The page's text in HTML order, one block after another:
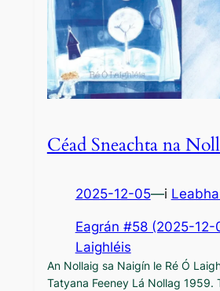
Céad Sneachta na
2025-12-05—i
Eagrán #58 (2025-12-
Laighléis
An Nollaig sa Naigín le Ré Ó
Tatyana Feeney Lá Nollag 1959.